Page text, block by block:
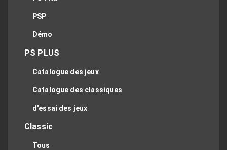
PSP
Démo
PS PLUS
Catalogue des jeux
Catalogue des classiques
d'essai des jeux
Classic
Tous